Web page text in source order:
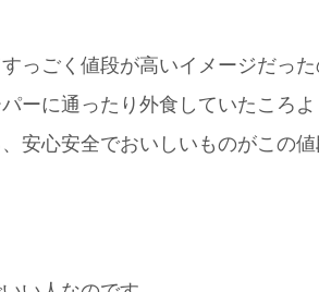
っごく値段が高いイメージだっ
ーに通ったり外食していたころよ
安心安全でおいしいものがこの